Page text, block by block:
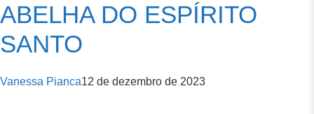
ABELHA DO ESPÍRITO
SANTO
Vanessa Pianca12 de dezembro de 2023